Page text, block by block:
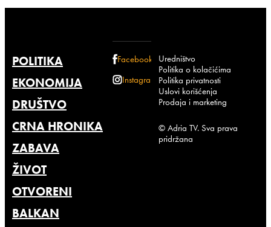
POLITIKA
EKONOMIJA
DRUŠTVO
CRNA HRONIKA
ZABAVA
ŽIVOT
OTVORENI
BALKAN
Facebook
Instagram
Uredništvo
Politika o kolačićima
Politika privatnosti
Uslovi korišćenja
Prodaja i marketing
© Adria TV. Sva prava
pridržana